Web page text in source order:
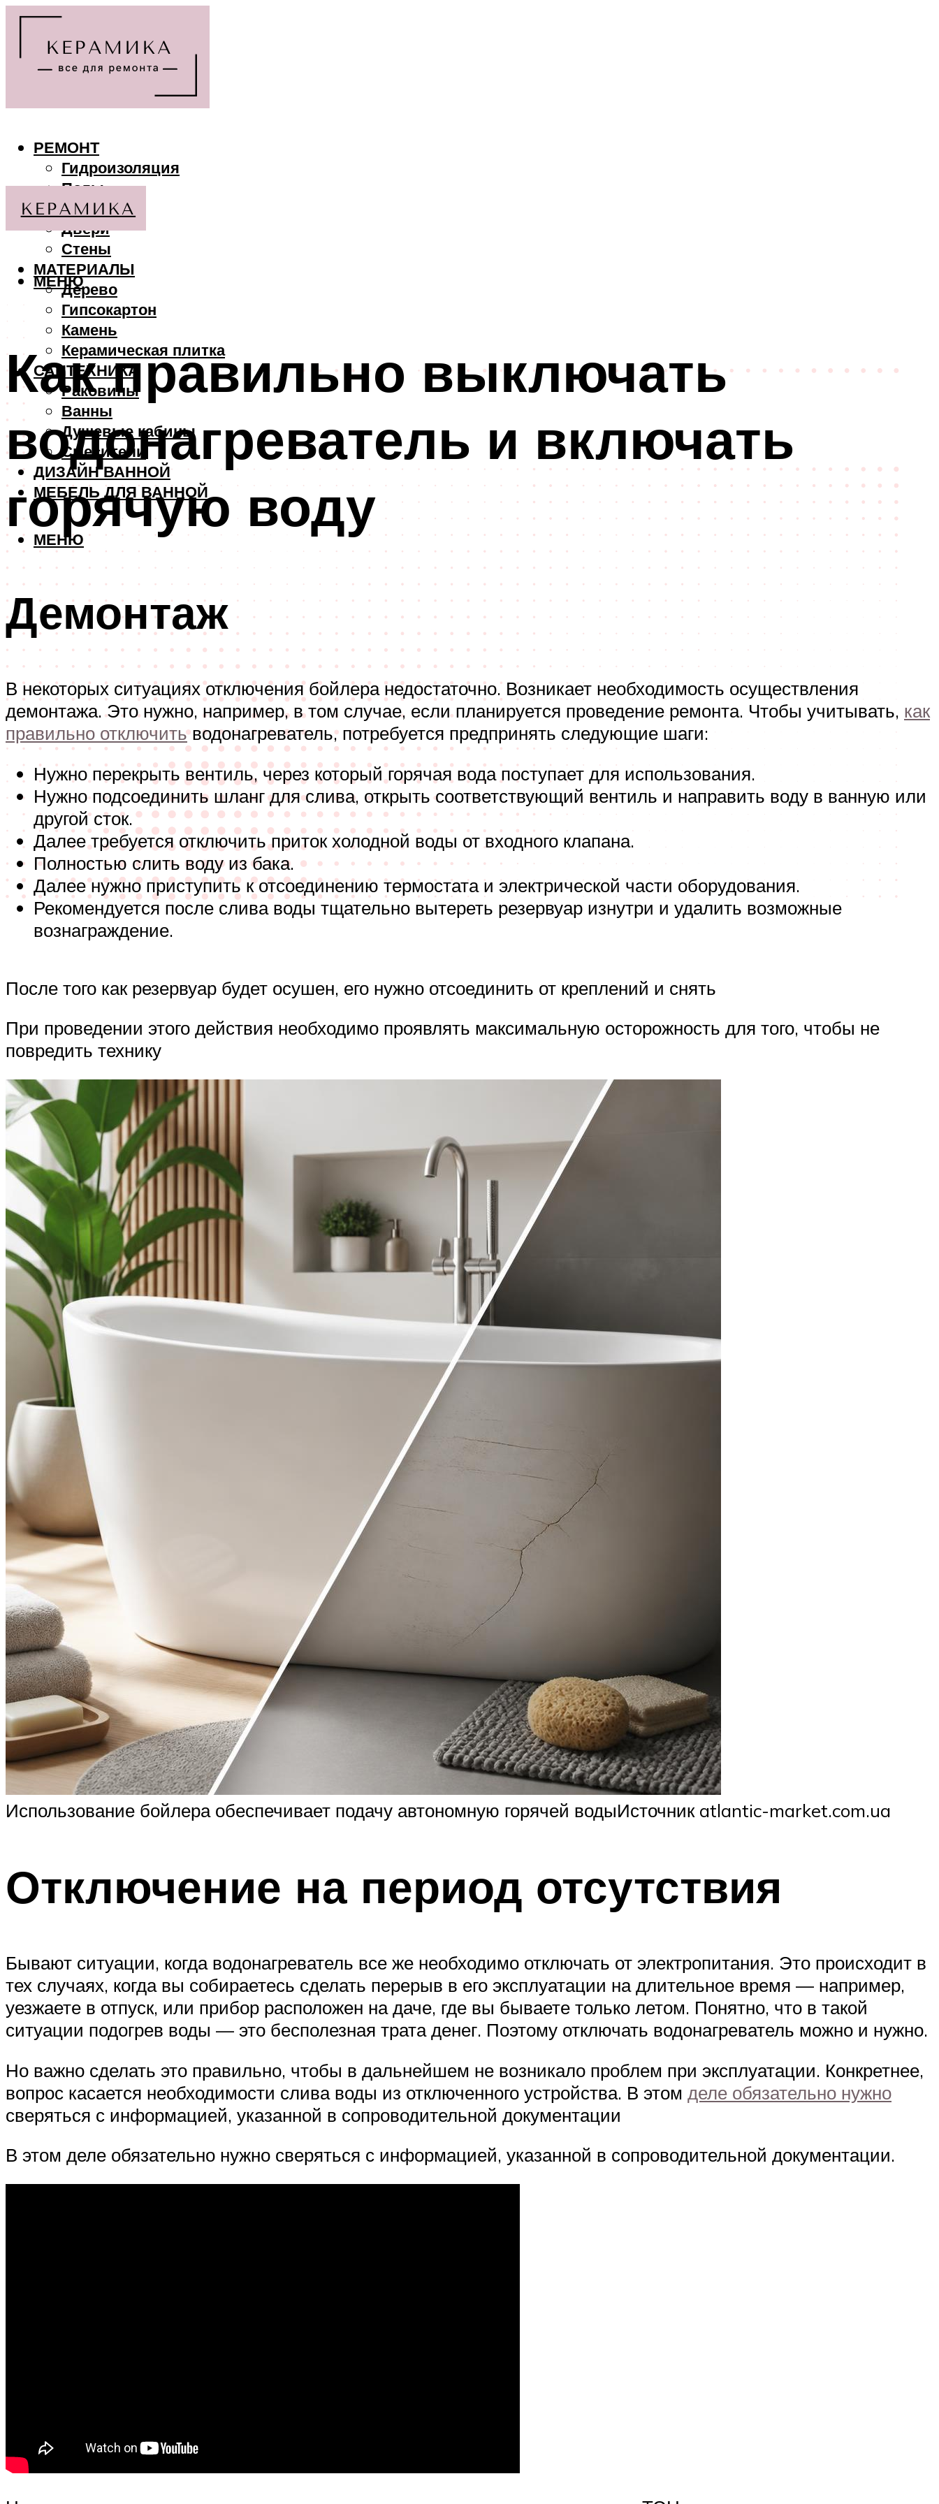
РЕМОНТ
Гидроизоляция
Полы
Потолки
Двери
Стены
МАТЕРИАЛЫ
Дерево
Гипсокартон
Камень
Керамическая плитка
САНТЕХНИКА
Раковины
Ванны
Душевые кабины
Смесители
ДИЗАЙН ВАННОЙ
МЕБЕЛЬ ДЛЯ ВАННОЙ
МЕНЮ
МЕНЮ
Как правильно выключать
водонагреватель и включать
горячую воду
Демонтаж
В некоторых ситуациях отключения бойлера недостаточно. Возникает необходимость осуществления
демонтажа. Это нужно, например, в том случае, если планируется проведение ремонта. Чтобы учитывать, как
правильно отключитьводонагреватель, потребуется предпринять следующие шаги:
Нужно перекрыть вентиль, через который горячая вода поступает для использования.
Нужно подсоединить шланг для слива, открыть соответствующий вентиль и направить воду в ванную или
другой сток.
Далее требуется отключить приток холодной воды от входного клапана.
Полностью слить воду из бака.
Далее нужно приступить к отсоединению термостата и электрической части оборудования.
Рекомендуется после слива воды тщательно вытереть резервуар изнутри и удалить возможные
вознаграждение.
После того как резервуар будет осушен, его нужно отсоединить от креплений и снять
При проведении этого действия необходимо проявлять максимальную осторожность для того, чтобы не
повредить технику
Использование бойлера обеспечивает подачу автономную горячей водыИсточник atlantic-market.com.ua
Отключение на период отсутствия
Бывают ситуации, когда водонагреватель все же необходимо отключать от электропитания. Это происходит в
тех случаях, когда вы собираетесь сделать перерыв в его эксплуатации на длительное время — например,
уезжаете в отпуск, или прибор расположен на даче, где вы бываете только летом. Понятно, что в такой
ситуации подогрев воды — это бесполезная трата денег. Поэтому отключать водонагреватель можно и нужно.
Но важно сделать это правильно, чтобы в дальнейшем не возникало проблем при эксплуатации. Конкретнее,
вопрос касается необходимости слива воды из отключенного устройства. В этом деле обязательно нужно
сверяться с информацией, указанной в сопроводительной документации
В этом деле обязательно нужно сверяться с информацией, указанной в сопроводительной документации.